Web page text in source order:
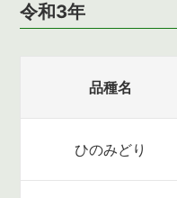
令和3年
品種名
ひのみどり